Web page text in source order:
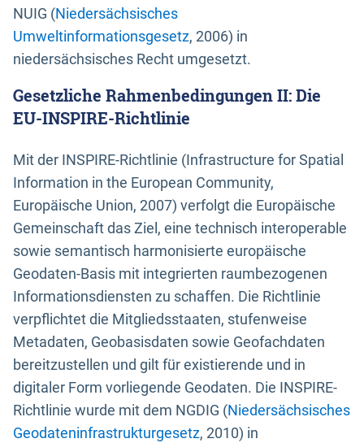
NUIG (Niedersächsisches
Umweltinformationsgesetz, 2006) in
niedersächsisches Recht umgesetzt.
Gesetzliche Rahmenbedingungen II: Die
EU-INSPIRE-Richtlinie
Mit der INSPIRE-Richtlinie (Infrastructure for Spatial
Information in the European Community,
Europäische Union, 2007) verfolgt die Europäische
Gemeinschaft das Ziel, eine technisch interoperable
sowie semantisch harmonisierte europäische
Geodaten-Basis mit integrierten raumbezogenen
Informationsdiensten zu schaffen. Die Richtlinie
verpflichtet die Mitgliedsstaaten, stufenweise
Metadaten, Geobasisdaten sowie Geofachdaten
bereitzustellen und gilt für existierende und in
digitaler Form vorliegende Geodaten. Die INSPIRE-
Richtlinie wurde mit dem NGDIG (Niedersächsisches
Geodateninfrastrukturgesetz, 2010) in